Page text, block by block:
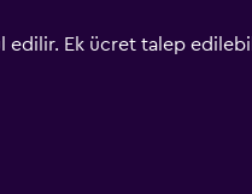
edilir. Ek ücret talep